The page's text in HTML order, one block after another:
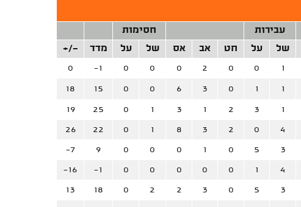
עבירות
חסימות
של על חט אב אס של על מדד +/-
1
0
0
2
0
0
0
-1
0
1
1
0
3
6
0
0
15
18
1
3
2
1
3
1
0
25
19
4
0
2
3
8
1
0
22
26
3
5
0
1
0
0
0
9
-7
4
1
0
0
0
0
0
-1
-16
3
5
0
3
2
2
0
18
13